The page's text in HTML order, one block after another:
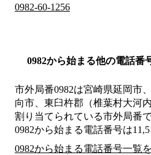
0982-60-1256
0982から始まる他の電話番
市外局番0982は宮崎県延岡市
向市、東臼杵郡（椎葉村大河
割り当てられている市外局番で
0982から始まる電話番号は
0982から始まる電話番号一覧